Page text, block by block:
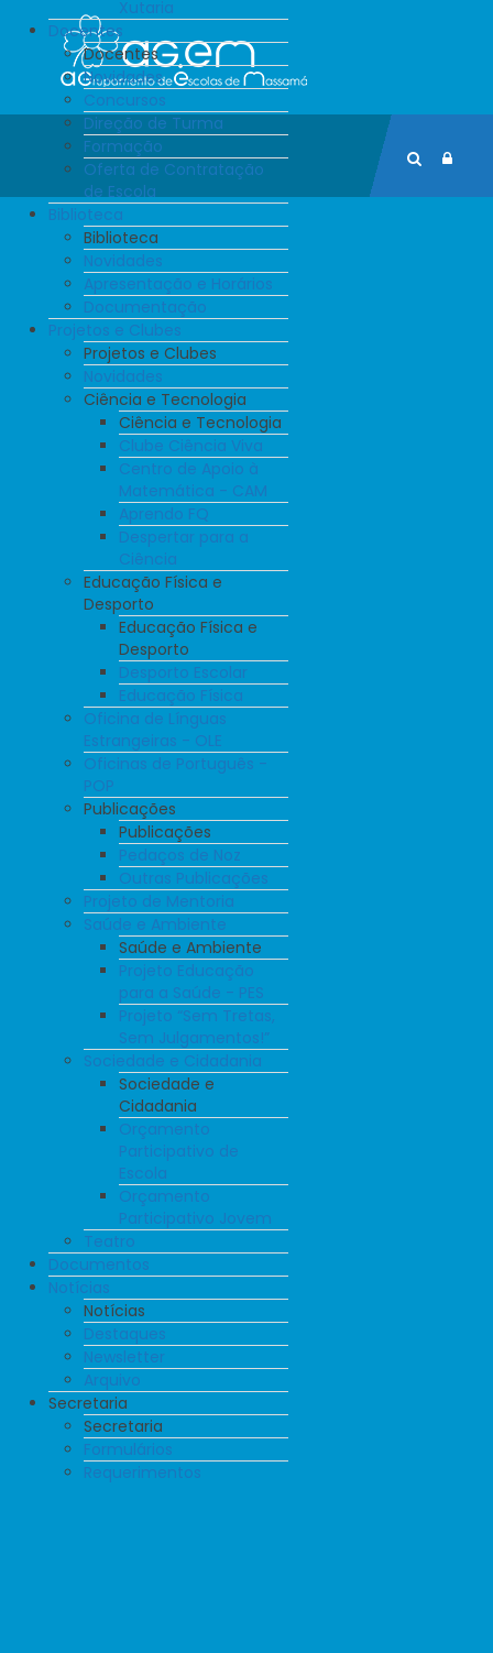
Xutaria
Docentes
Docentes
Novidades
Concursos
Direção de Turma
Formação
Oferta de Contratação
de Escola
Biblioteca
Biblioteca
Novidades
Apresentação e Horários
Documentação
Projetos e Clubes
Projetos e Clubes
Novidades
Ciência e Tecnologia
Ciência e Tecnologia
Clube Ciência Viva
Centro de Apoio à
Matemática - CAM
Aprendo FQ
Despertar para a
Ciência
Educação Física e
Desporto
Educação Física e
Desporto
Desporto Escolar
Educação Física
Oficina de Línguas
Estrangeiras - OLE
Oficinas de Português -
POP
Publicações
Publicações
Pedaços de Noz
Outras Publicações
Projeto de Mentoria
Saúde e Ambiente
Saúde e Ambiente
Projeto Educação
para a Saúde - PES
Projeto “Sem Tretas,
Sem Julgamentos!”
Sociedade e Cidadania
Sociedade e
Cidadania
Orçamento
Participativo de
Escola
Orçamento
Participativo Jovem
Teatro
Documentos
Notícias
Notícias
Destaques
Newsletter
Arquivo
Secretaria
Secretaria
Formulários
Requerimentos